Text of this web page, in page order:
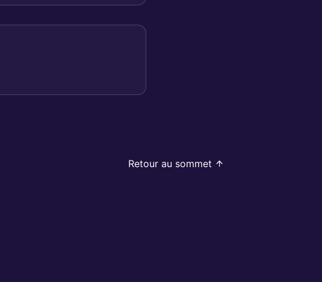
Retour au sommet